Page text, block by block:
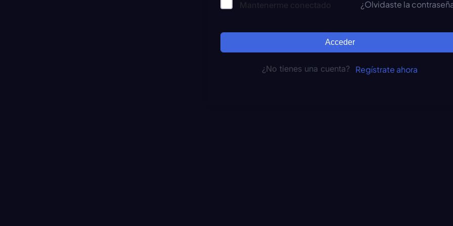
Mantenerme conectado ¿Olvidaste la
Acceder
¿No tienes una cuenta? Regístrate ahora